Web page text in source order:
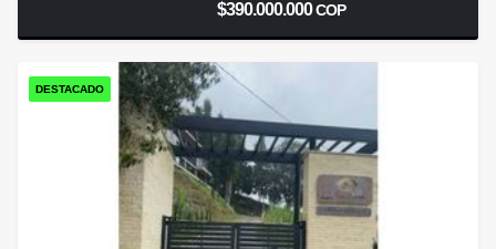
$390.000.000COP
DESTACADO